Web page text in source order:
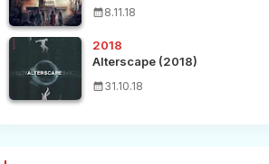
8.11.18
2018
Alterscape (2018)
31.10.18